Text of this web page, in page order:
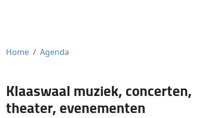
Home Agenda
Klaaswaal muziek, concerten,
theater, evenementen